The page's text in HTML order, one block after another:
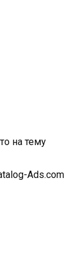
на тему
Ads.com